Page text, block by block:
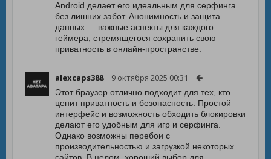
Android делает его идеальным для серфинга
без лишних забот. Анонимность и защита
данных — важные аспекты для каждого
геймера, стремящегося сохранить свою
приватность в онлайн-пространстве.
alexcaps388 9 октября 2025 00:31
Этот браузер отлично подходит для тех, кто
ценит приватность и безопасность. Простой
интерфейс и возможность обходить блокировки
делают его удобным для игр и серфинга.
Однако возможны перебои с
производительностью и загрузкой некоторых